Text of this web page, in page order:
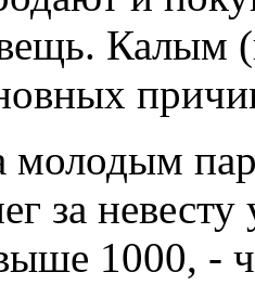
Калым
молодым
за
1000, -